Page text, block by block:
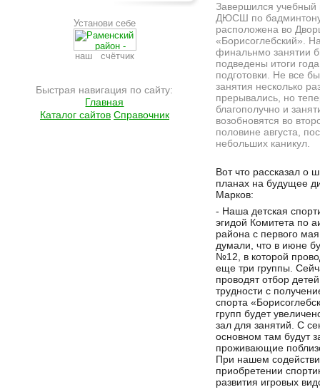
Установи себе
наш счётчик
Быстрая навигация по сайту:
Главная
Каталог сайтов Справочник
Завершился учебный
ДЮСШ по
расположена во
«Борисоглебский».
финальнмо занятии
подведены итоги года
подготовки. Не все
занятия несколько
прерывались, но
благополучно и
возобновятся во
половине августа,
небольших каникул.
Вот что рассказал о
планах на будущее
Марков:
- Наша детская
эгидой Комитета по
района с первого
думали, что в июне
№12, в которой
еще три группы.
проводят отбор
трудности с
cпорта
групп будет
зал для занятий. С
основном там будут
проживающие
При нашем
приобретении
развития игровых